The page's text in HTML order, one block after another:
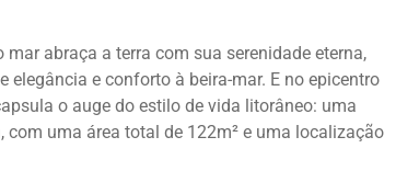
abraça a terra com sua serenidade eterna,
elegância e conforto à beira-mar. E no epicentro
o auge do estilo de vida litorâneo: uma
com uma área total de 122m² e uma localização